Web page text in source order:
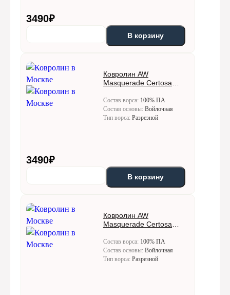
3490₽
В корзину
Ковролин AW
Masquerade Certosa
Состав ворса: 100% ПА
Состав основы: Войлочная
Тип ворса: Разрезной
3490₽
В корзину
Ковролин AW
Masquerade Certosa
Состав ворса: 100% ПА
Состав основы: Войлочная
Тип ворса: Разрезной